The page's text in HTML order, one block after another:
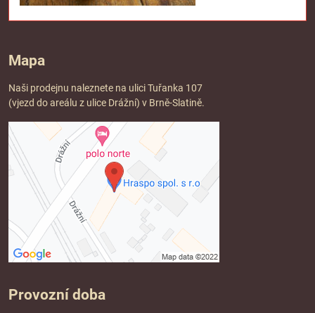
Mapa
Naši prodejnu naleznete na ulici Tuřanka 107
(vjezd do areálu z ulice Drážní) v Brně-Slatině.
Provozní doba